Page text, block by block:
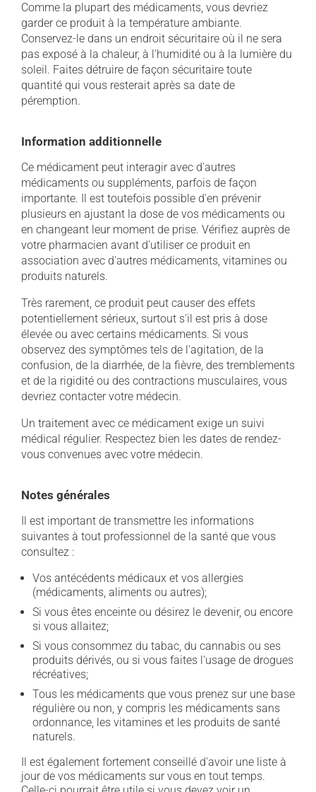
Comme la plupart des médicaments, vous devriez
garder ce produit à la température ambiante.
Conservez-le dans un endroit sécuritaire où il ne sera
pas exposé à la chaleur, à l'humidité ou à la lumière du
soleil. Faites détruire de façon sécuritaire toute
quantité qui vous resterait après sa date de
péremption.
Information additionnelle
Ce médicament peut interagir avec d'autres
médicaments ou suppléments, parfois de façon
importante. Il est toutefois possible d'en prévenir
plusieurs en ajustant la dose de vos médicaments ou
en changeant leur moment de prise. Vérifiez auprès de
votre pharmacien avant d'utiliser ce produit en
association avec d'autres médicaments, vitamines ou
produits naturels.
Très rarement, ce produit peut causer des effets
potentiellement sérieux, surtout s'il est pris à dose
élevée ou avec certains médicaments. Si vous
observez des symptômes tels de l'agitation, de la
confusion, de la diarrhée, de la fièvre, des tremblements
et de la rigidité ou des contractions musculaires, vous
devriez contacter votre médecin.
Un traitement avec ce médicament exige un suivi
médical régulier. Respectez bien les dates de rendez-
vous convenues avec votre médecin.
Notes générales
Il est important de transmettre les informations
suivantes à tout professionnel de la santé que vous
consultez :
Vos antécédents médicaux et vos allergies
(médicaments, aliments ou autres);
Si vous êtes enceinte ou désirez le devenir, ou encore
si vous allaitez;
Si vous consommez du tabac, du cannabis ou ses
produits dérivés, ou si vous faites l'usage de drogues
récréatives;
Tous les médicaments que vous prenez sur une base
régulière ou non, y compris les médicaments sans
ordonnance, les vitamines et les produits de santé
naturels.
Il est également fortement conseillé d'avoir une liste à
jour de vos médicaments sur vous en tout temps.